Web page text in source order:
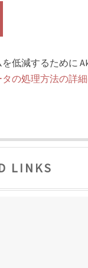
低減するために
の処理方法の詳
LINKS